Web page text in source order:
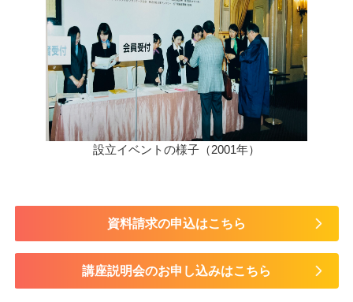
設立イベントの様子（2001年）
資料請求の申込はこちら
講座説明会のお申し込みはこちら